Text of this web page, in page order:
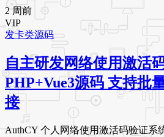
2 周前
VIP
发卡类源码
自主研发网络使用激活
PHP+Vue3源码 支持批
接
AuthCY 个人网络使用激活码验证系